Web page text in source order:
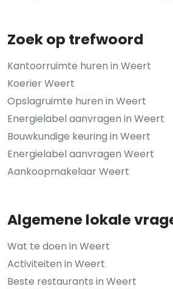
Zoek op trefwoord
Kantoorruimte huren in Weert
Koerier Weert
Opslagruimte huren in Weert
Energielabel aanvragen in Weert
Bouwkundige keuring in Weert
Energielabel aanvragen Weert
Aankoopmakelaar Weert
Algemene lokale
Wat te doen in Weert
Activiteiten in Weert
Beste restaurants in Weert